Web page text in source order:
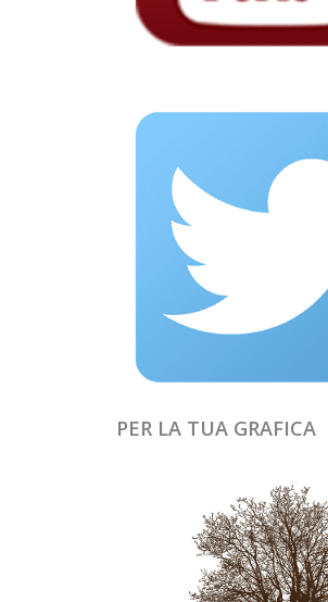
PER LA TUA GRAFICA